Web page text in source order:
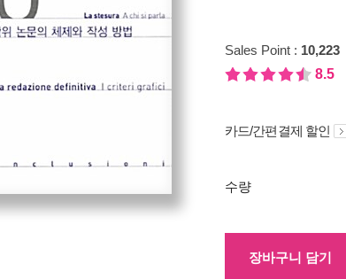
Sales Point : 10,223
8.5
카드/간편결제 할인
수량
장바구니 담기